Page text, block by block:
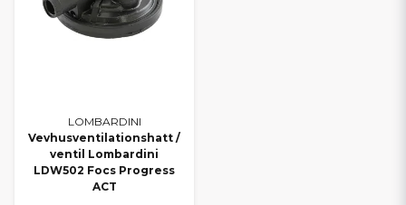
LOMBARDINI
Vevhusventilationshatt /
ventil Lombardini
LDW502 Focs Progress
ACT